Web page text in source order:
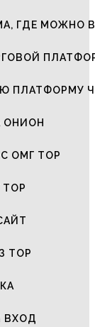
ГДЕ МОЖНО
ПЛАТФОРМУ
ОНИОН
ОМГ ТОР
ТОР
ТОР
ВХОД